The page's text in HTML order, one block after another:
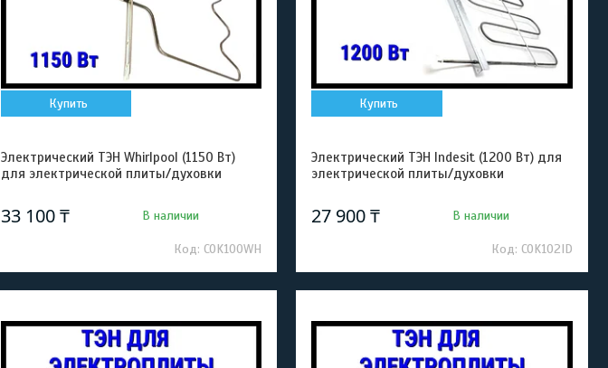
Купить
Электрический ТЭН Whirlpool (1150 Вт)
для электрической плиты/духовки
33 100 ₸ В наличии
COK100WH
Купить
Электрический ТЭН Indesit (1200 Вт) для
электрической плиты/духовки
27 900 ₸ В наличии
COK102ID